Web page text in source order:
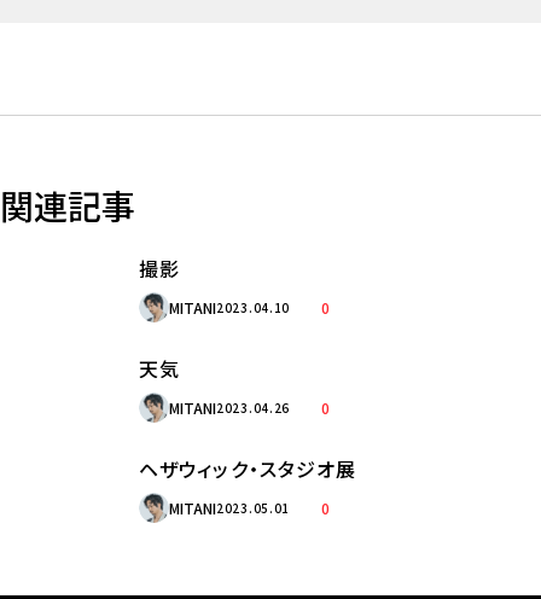
関連記事
撮影
MITANI2023.04.10 0
天気
MITANI2023.04.26 0
ヘザウィック・スタジオ展
MITANI2023.05.01 0